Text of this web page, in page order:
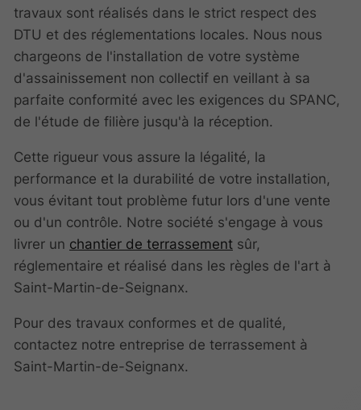
travaux sont réalisés dans le strict respect des
DTU et des réglementations locales. Nous nous
chargeons de l'installation de votre système
d'assainissement non collectif en veillant à sa
parfaite conformité avec les exigences du SPANC,
de l'étude de filière jusqu'à la réception.
Cette rigueur vous assure la légalité, la
performance et la durabilité de votre installation,
vous évitant tout problème futur lors d'une vente
ou d'un contrôle. Notre société s'engage à vous
livrer un chantier de terrassement sûr,
réglementaire et réalisé dans les règles de l'art à
Saint-Martin-de-Seignanx.
Pour des travaux conformes et de qualité,
contactez notre entreprise de terrassement à
Saint-Martin-de-Seignanx.